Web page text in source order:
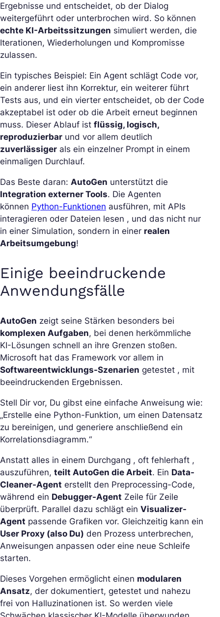
Ergebnisse und entscheidet, ob der Dialog
weitergeführt oder unterbrochen wird. So können
echte KI-Arbeitssitzungen simuliert werden, die
Iterationen, Wiederholungen und Kompromisse
zulassen.
Ein typisches Beispiel: Ein Agent schlägt Code vor,
ein anderer liest ihn Korrektur, ein weiterer führt
Tests aus, und ein vierter entscheidet, ob der Code
akzeptabel ist oder ob die Arbeit erneut beginnen
muss. Dieser Ablauf ist flüssig, logisch,
reproduzierbar und vor allem deutlich
zuverlässiger als ein einzelner Prompt in einem
einmaligen Durchlauf.
Das Beste daran: AutoGen unterstützt die
Integration externer Tools. Die Agenten
können Python-Funktionen ausführen, mit APIs
interagieren oder Dateien lesen , und das nicht nur
in einer Simulation, sondern in einer realen
Arbeitsumgebung!
Einige beeindruckende
Anwendungsfälle
AutoGen zeigt seine Stärken besonders bei
komplexen Aufgaben, bei denen herkömmliche
KI-Lösungen schnell an ihre Grenzen stoßen.
Microsoft hat das Framework vor allem in
Softwareentwicklungs-Szenarien getestet , mit
beeindruckenden Ergebnissen.
Stell Dir vor, Du gibst eine einfache Anweisung wie:
„Erstelle eine Python-Funktion, um einen Datensatz
zu bereinigen, und generiere anschließend ein
Korrelationsdiagramm.“
Anstatt alles in einem Durchgang , oft fehlerhaft ,
auszuführen, teilt AutoGen die Arbeit. Ein Data-
Cleaner-Agent erstellt den Preprocessing-Code,
während ein Debugger-Agent Zeile für Zeile
überprüft. Parallel dazu schlägt ein Visualizer-
Agent passende Grafiken vor. Gleichzeitig kann ein
User Proxy (also Du) den Prozess unterbrechen,
Anweisungen anpassen oder eine neue Schleife
starten.
Dieses Vorgehen ermöglicht einen modularen
Ansatz, der dokumentiert, getestet und nahezu
frei von Halluzinationen ist. So werden viele